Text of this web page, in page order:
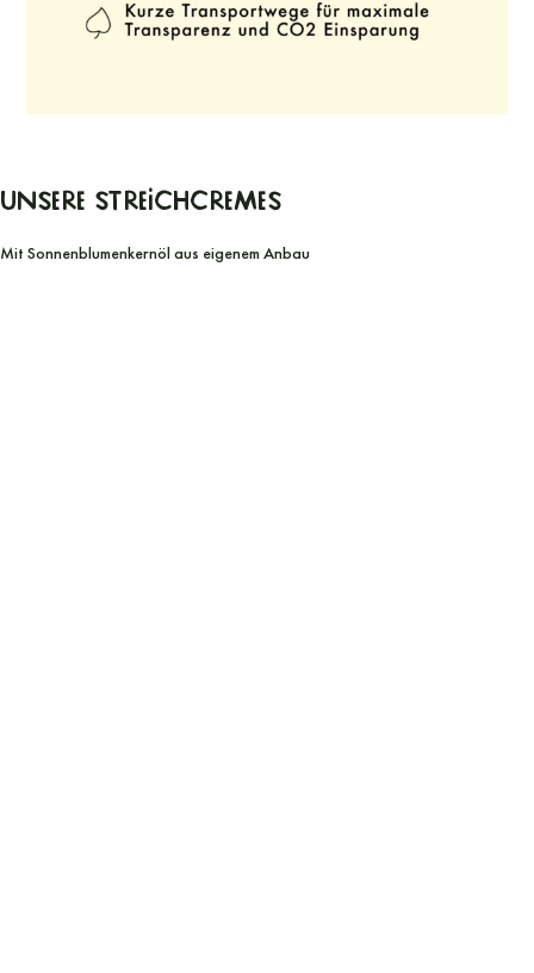
Unsere Streichcremes
Mit Sonnenblumenkernöl aus eigenem Anbau